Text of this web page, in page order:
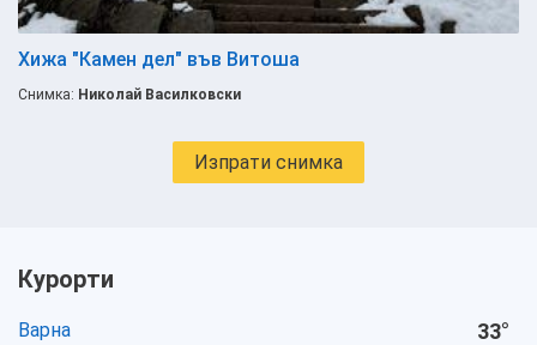
Хижа "Камен дел" във Витоша
Снимка: Николай Василковски
Изпрати снимка
Курорти
Варна 33°